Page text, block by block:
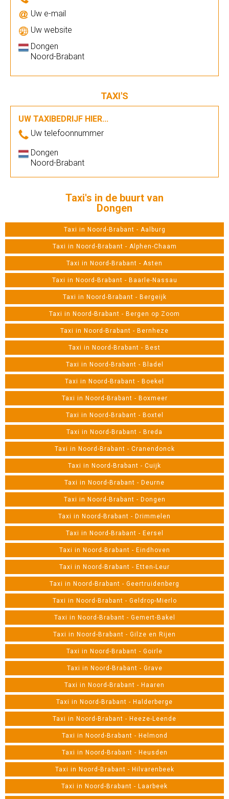
Uw e-mail
Uw website
Dongen
Noord-Brabant
TAXI'S
UW TAXIBEDRIJF HIER...
Uw telefoonnummer
Dongen
Noord-Brabant
Taxi's in de buurt van
Dongen
Taxi in Noord-Brabant - Aalburg
Taxi in Noord-Brabant - Alphen-Chaam
Taxi in Noord-Brabant - Asten
Taxi in Noord-Brabant - Baarle-Nassau
Taxi in Noord-Brabant - Bergeijk
Taxi in Noord-Brabant - Bergen op Zoom
Taxi in Noord-Brabant - Bernheze
Taxi in Noord-Brabant - Best
Taxi in Noord-Brabant - Bladel
Taxi in Noord-Brabant - Boekel
Taxi in Noord-Brabant - Boxmeer
Taxi in Noord-Brabant - Boxtel
Taxi in Noord-Brabant - Breda
Taxi in Noord-Brabant - Cranendonck
Taxi in Noord-Brabant - Cuijk
Taxi in Noord-Brabant - Deurne
Taxi in Noord-Brabant - Dongen
Taxi in Noord-Brabant - Drimmelen
Taxi in Noord-Brabant - Eersel
Taxi in Noord-Brabant - Eindhoven
Taxi in Noord-Brabant - Etten-Leur
Taxi in Noord-Brabant - Geertruidenberg
Taxi in Noord-Brabant - Geldrop-Mierlo
Taxi in Noord-Brabant - Gemert-Bakel
Taxi in Noord-Brabant - Gilze en Rijen
Taxi in Noord-Brabant - Goirle
Taxi in Noord-Brabant - Grave
Taxi in Noord-Brabant - Haaren
Taxi in Noord-Brabant - Halderberge
Taxi in Noord-Brabant - Heeze-Leende
Taxi in Noord-Brabant - Helmond
Taxi in Noord-Brabant - Heusden
Taxi in Noord-Brabant - Hilvarenbeek
Taxi in Noord-Brabant - Laarbeek